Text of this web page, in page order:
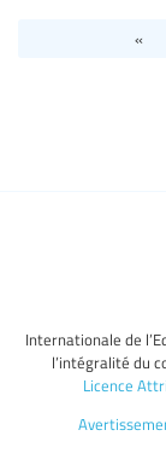
«
Internationale de
l’intégralité du
Licence